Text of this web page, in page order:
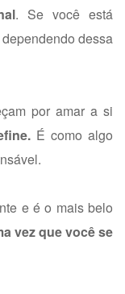
. Se você está
dessa
por amar a si
É como algo
e é o mais belo
vez que você se